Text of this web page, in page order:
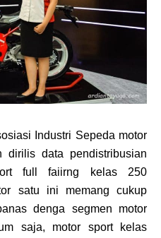
Industri Sepeda motor
dirilis data pendistribusian
full faiirng kelas 250
satu ini memang cukup
denga segmen motor
saja, motor sport kelas